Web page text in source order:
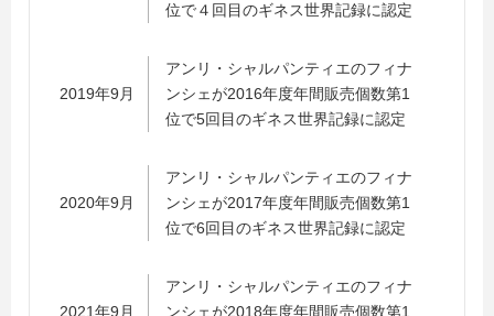
位で４回目のギネス世界記録に認定
2019年9月
アンリ・シャルパンティエのフィナ
ンシェが2016年度年間販売個数第1
位で5回目のギネス世界記録に認定
2020年9月
アンリ・シャルパンティエのフィナ
ンシェが2017年度年間販売個数第1
位で6回目のギネス世界記録に認定
2021年9月
アンリ・シャルパンティエのフィナ
ンシェが2018年度年間販売個数第1